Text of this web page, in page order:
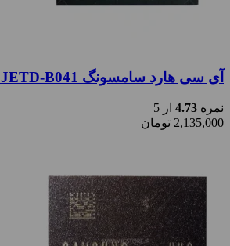
آی سی هارد سامسونگ KLMBG2JETD-B041
نمره 4.73 از 5
2,135,000 تومان